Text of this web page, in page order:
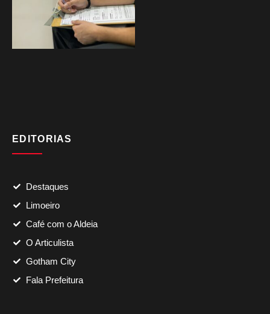
EDITORIAS
Destaques
Limoeiro
Café com o Aldeia
O Articulista
Gotham City
Fala Prefeitura